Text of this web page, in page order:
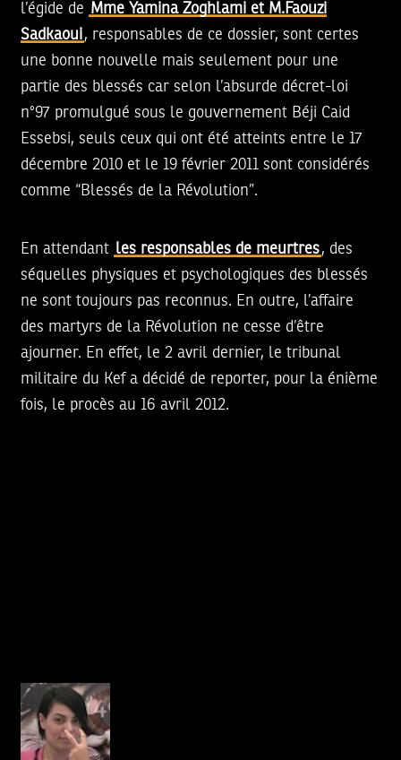
l’égide de Mme Yamina Zoghlami et M.Faouzi
Sadkaoui, responsables de ce dossier, sont certes
une bonne nouvelle mais seulement pour une
partie des blessés car selon l’absurde décret-loi
n°97 promulgué sous le gouvernement Béji Caid
Essebsi, seuls ceux qui ont été atteints entre le 17
décembre 2010 et le 19 février 2011 sont considérés
comme “Blessés de la Révolution”.
En attendant les responsables de meurtres, des
séquelles physiques et psychologiques des blessés
ne sont toujours pas reconnus. En outre, l’affaire
des martyrs de la Révolution ne cesse d’être
ajourner. En effet, le 2 avril dernier, le tribunal
militaire du Kef a décidé de reporter, pour la énième
fois, le procès au 16 avril 2012.